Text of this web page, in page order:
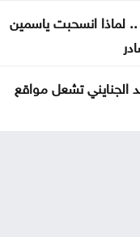
لماذا انسحبت ياسمين
الجنايني تشعل مواقع